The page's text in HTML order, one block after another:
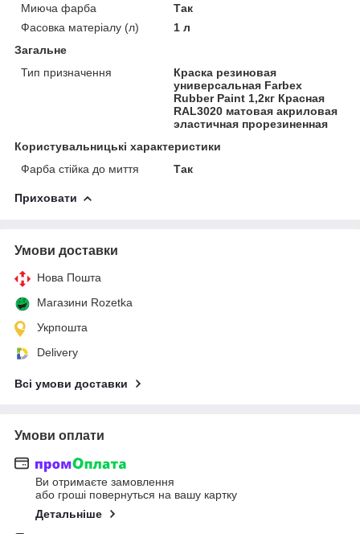
Миюча фарба
Так
Фасовка матеріалу (л)
1 л
Загальне
Тип призначення
Краска резиновая
универсальная Farbex
Rubber Paint 1,2кг Красная
RAL3020 матовая акриловая
эластичная прорезиненная
Користувальницькі характеристики
Фарба стійка до миття
Так
Приховати
Умови доставки
Нова Пошта
Магазини Rozetka
Укрпошта
Delivery
Всі умови доставки
Умови оплати
Ви отримаєте замовлення
або гроші повернуться на вашу картку
Детальніше